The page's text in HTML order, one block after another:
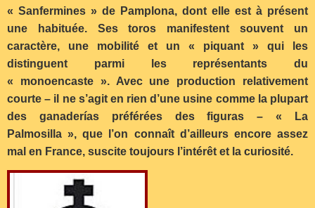
« Sanfermines » de Pamplona, dont elle est à présent
une habituée. Ses toros manifestent souvent un
caractère, une mobilité et un « piquant » qui les
distinguent parmi les représentants du
« monoencaste ». Avec une production relativement
courte – il ne s’agit en rien d’une usine comme la plupart
des ganaderías préférées des figuras – « La
Palmosilla », que l’on connaît d’ailleurs encore assez
mal en France, suscite toujours l’intérêt et la curiosité.